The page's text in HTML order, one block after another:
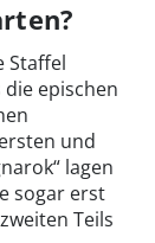
Staffel
epischen
und
lagen
sogar erst
Teils